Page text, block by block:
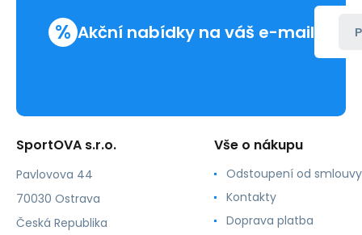
% Akční nabídky na váš e-mail
SportOVA s.r.o.
Pavlovova 44
70030 Ostrava
Česká Republika
Vše o nákupu
Odstoupení od smlouvy
Kontakty
Doprava platba